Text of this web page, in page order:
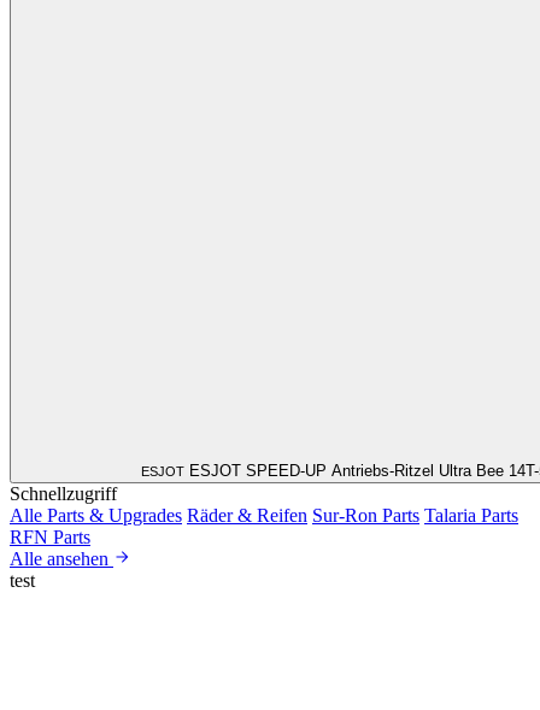
ESJOT ESJOT SPEED-UP Antriebs-Ritzel Ultra Bee
Schnellzugriff
Alle Parts & Upgrades Räder & Reifen Sur-Ron Parts Talaria Parts
RFN Parts
Alle ansehen
test